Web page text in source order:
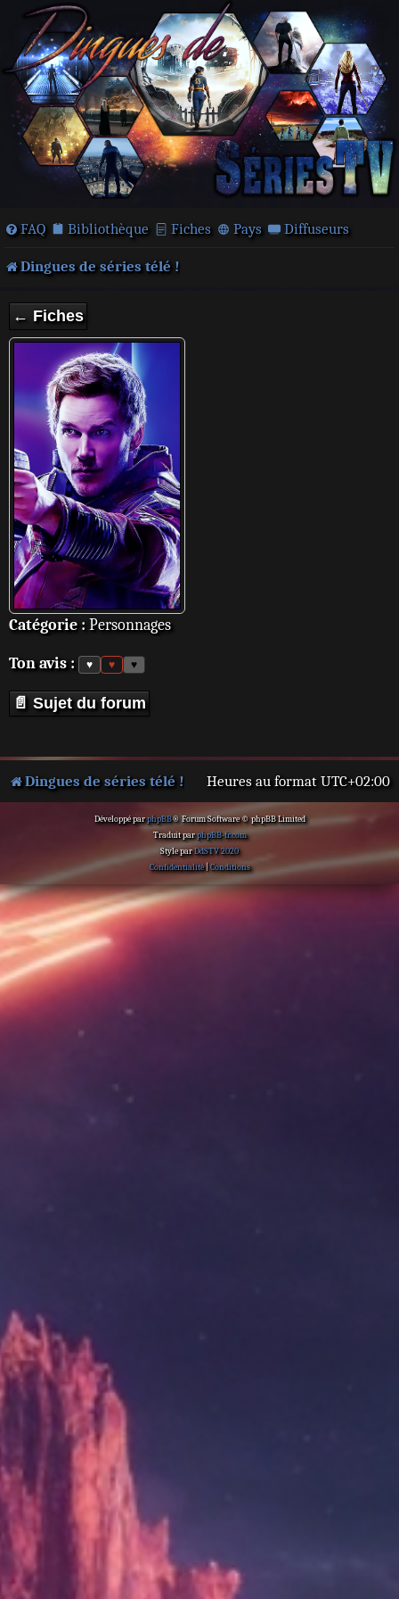
FAQ Bibliothèque Fiches Pays Diffuseurs
Dingues de séries télé !
← Fiches
Catégorie : Personnages
Ton avis : ♥ ♥ ♥
📄 Sujet du forum
Dingues de séries télé ! Heures au format UTC+02:00
Développé parphpBB® Forum Software © phpBB Limited
Traduit parphpBB-fr.com
Style parDdSTV 2020
Confidentialité|Conditions